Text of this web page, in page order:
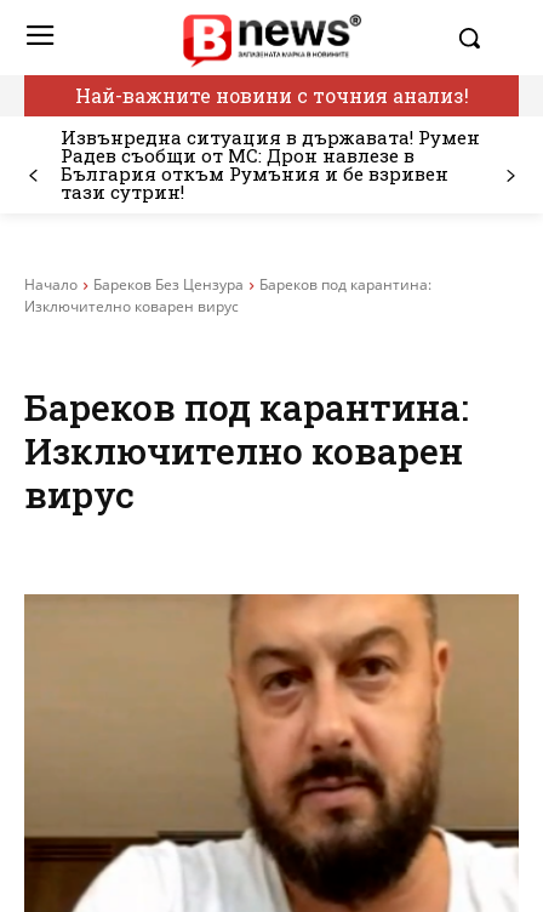
Най-важните новини с точния анализ!
Извънредна ситуация в държавата! Румен
Радев съобщи от МС: Дрон навлезе в
България откъм Румъния и бе взривен
тази сутрин!
Начало Бареков Без Цензура
Бареков под карантина:
Изключително коварен вирус
Бареков под карантина:
Изключително коварен
вирус